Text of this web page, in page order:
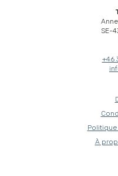
SE-
+46
À